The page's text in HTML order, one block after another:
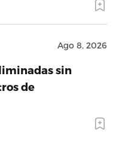
Ago 8, 2026
sin
de